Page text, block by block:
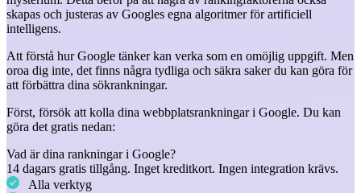
skapas och justeras av Googles egna algoritmer för artificiell
intelligens.
Att förstå hur Google tänker kan verka som en omöjlig uppgift. Men
oroa dig inte, det finns några tydliga och säkra saker du kan göra för
att förbättra dina sökrankningar.
Först, försök att kolla dina webbplatsrankningar i Google. Du kan
göra det gratis nedan:
Vad är dina rankningar i Google?
14 dagars gratis tillgång. Inget kreditkort. Ingen integration krävs.
Alla verktyg